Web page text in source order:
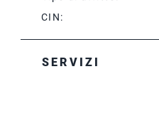
CIN:
SERVIZI